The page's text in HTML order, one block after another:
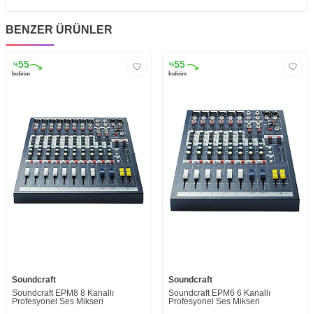
BENZER ÜRÜNLER
%55
İndirim
Soundcraft
Soundcraft EPM8 8 Kanallı
Profesyonel Ses Mikseri
%55
İndirim
Soundcraft
Soundcraft EPM6 6 Kanallı
Profesyonel Ses Mikseri